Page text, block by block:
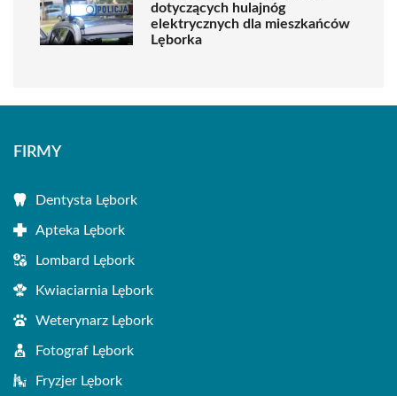
dotyczących hulajnóg
elektrycznych dla mieszkańców
Lęborka
FIRMY
Dentysta Lębork
Apteka Lębork
Lombard Lębork
Kwiaciarnia Lębork
Weterynarz Lębork
Fotograf Lębork
Fryzjer Lębork